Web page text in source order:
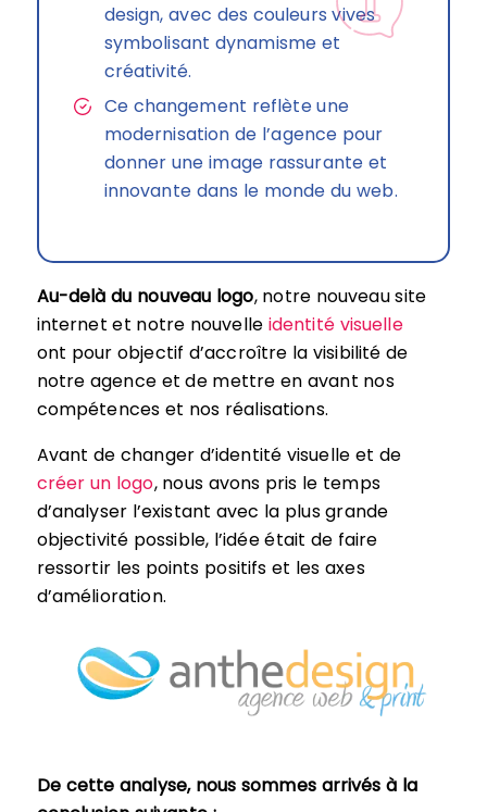
design, avec des couleurs vives
symbolisant dynamisme et
créativité.
Ce changement reflète une
modernisation de l’agence pour
donner une image rassurante et
innovante dans le monde du web.
Au-delà du nouveau logo, notre nouveau site
internet et notre nouvelle identité visuelle
ont pour objectif d’accroître la visibilité de
notre agence et de mettre en avant nos
compétences et nos réalisations.
Avant de changer d’identité visuelle et de
créer un logo, nous avons pris le temps
d’analyser l’existant avec la plus grande
objectivité possible, l’idée était de faire
ressortir les points positifs et les axes
d’amélioration.
De cette analyse, nous sommes arrivés à la